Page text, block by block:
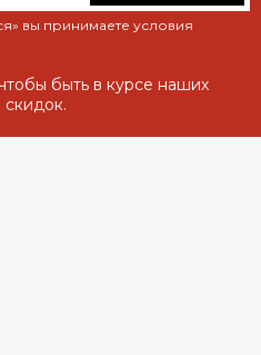
вы принимаете условия
быть в курсе наших
скидок.